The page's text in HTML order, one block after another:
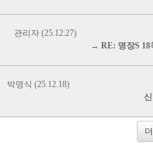
관리자 (25.12.27)
→ RE: 명장S 18
박명식 (25.12.18)